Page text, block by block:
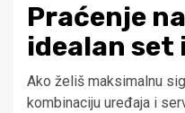
Praćenje
idealan set
Ako želiš maksimalnu
kombinaciju uređaja i